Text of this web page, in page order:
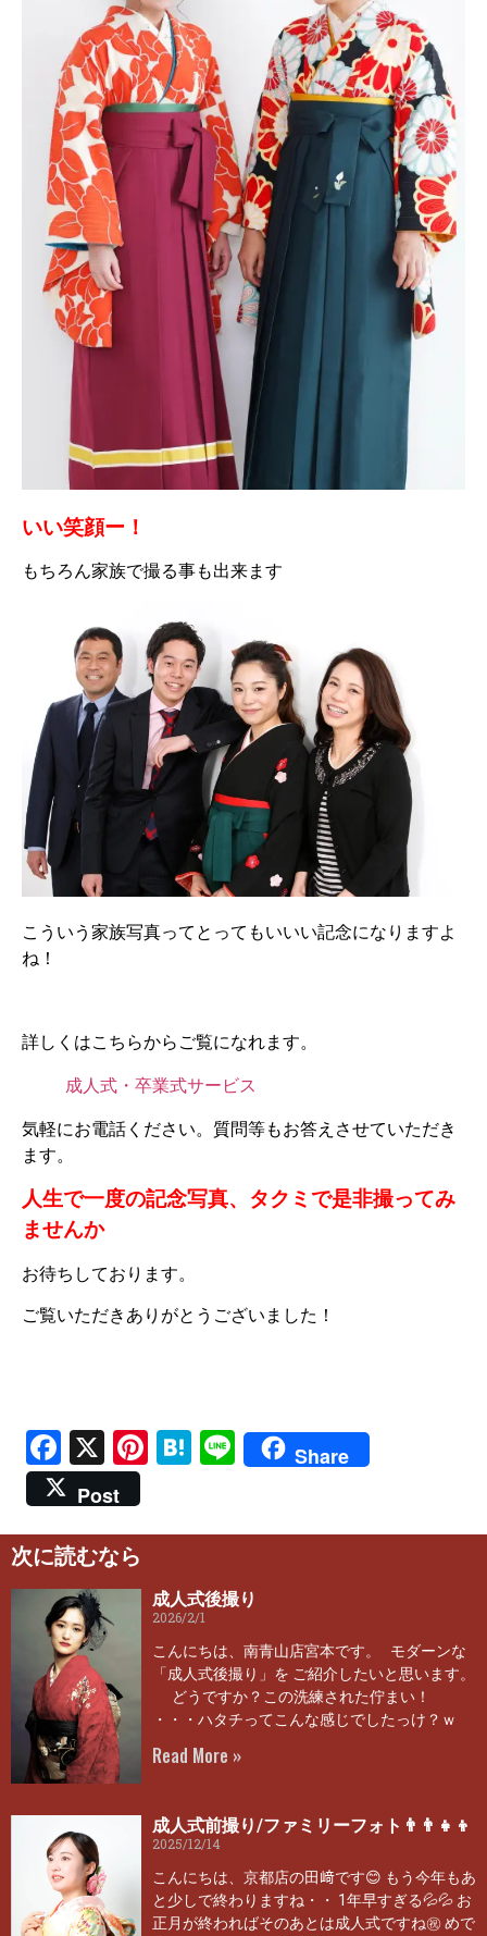
いい笑顔ー！
もちろん家族で撮る事も出来ます
こういう家族写真ってとってもいいい記念になりますよ
ね！
詳しくはこちらからご覧になれます。
成人式・卒業式サービス
気軽にお電話ください。質問等もお答えさせていただき
ます。
人生で一度の記念写真、タクミで是非撮ってみ
ませんか
お待ちしております。
ご覧いただきありがとうございました！
Facebook
X Pinterest
Hatena
LineShare
Post
次に読むなら
成人式後撮り
2026/2/1
こんにちは、南青山店宮本です。 モダーンな
「成人式後撮り」を ご紹介したいと思います。
どうですか？この洗練された佇まい！
・・・ハタチってこんな感じでしたっけ？ｗ
Read More »
成人式前撮り/ファミリーフォト👨‍👨‍👧‍👦
2025/12/14
こんにちは、京都店の田﨑です😊 もう今年もあ
と少しで終わりますね・・ 1年早すぎる💦💦 お
正月が終わればそのあとは成人式ですね㊗ めで